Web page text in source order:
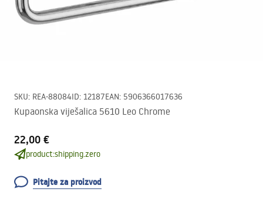
SKU: REA-88084ID: 12187EAN: 5906366017636
Kupaonska viješalica 5610 Leo Chrome
22,00 €
product:shipping.zero
Pitajte za proizvod